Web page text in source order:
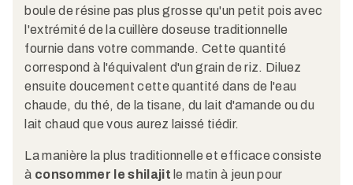
boule de résine pas plus grosse qu'un petit pois avec
l'extrémité de la cuillère doseuse traditionnelle
fournie dans votre commande. Cette quantité
correspond à l'équivalent d'un grain de riz. Diluez
ensuite doucement cette quantité dans de l'eau
chaude, du thé, de la tisane, du lait d'amande ou du
lait chaud que vous aurez laissé tiédir.​
La manière la plus traditionnelle et efficace consiste
à consommer le shilajit le matin à jeun pour